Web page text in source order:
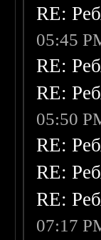
RE:
05:45
RE:
RE:
05:50
RE:
RE:
RE:
07:17